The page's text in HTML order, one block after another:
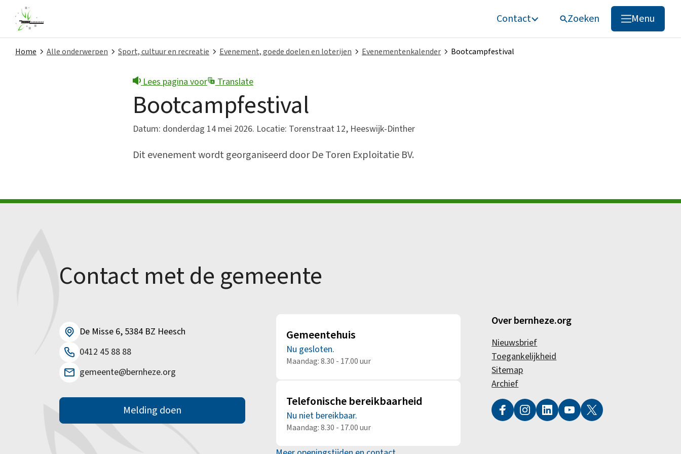
Contact Zoeken
Menu
Zoeken
Melding doen
Projecten
Bekendmakingen
College van B&W
Gemeenteraad
Vacatures
Home Alle onderwerpen Sport, cultuur en recreatie Evenement, goede doelen en loterijen Evenementenkalender Bootcampfestival
Lees pagina voor Translate
Bootcampfestival
Datum: donderdag 14 mei 2026. Locatie: Torenstraat 12, Heeswijk-Dinther
Dit evenement wordt georganiseerd door De Toren Exploitatie BV.
Contact met de gemeente
De Misse 6, 5384 BZ Heesch
0412 45 88 88
gemeente@bernheze.org
Melding doen
Gemeentehuis
Nu gesloten.
Maandag: 8.30 - 17.00 uur
Telefonische bereikbaarheid
Nu niet bereikbaar.
Maandag: 8.30 - 17.00 uur
Over bernheze.org
Nieuwsbrief
Toegankelijkheid
Sitemap
Archief